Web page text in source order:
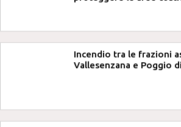
Incendio tra le frazioni
Vallesenzana e Poggio